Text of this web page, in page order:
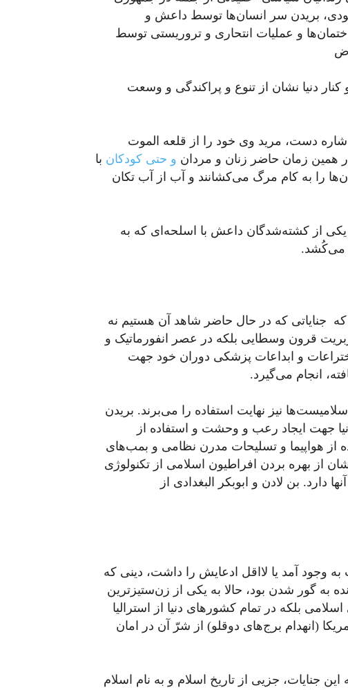
بریدن سر انسان‌ها توسط داعش و
و عملیات انتحاری و تروریستی توسط
دنیا نشان از تنوع و پراکندگی و وسعت
دست، مرید وی خود را از قلعه الموت
همین زمان حاضر زنان و مردان و حتی کودکان با
را به کام مرگ می‌کشانند و آب از آب تکان
یکی از کشته‌شدگان داعش با اسلحه‌ای که به
می‌کُشد.
جنایاتی که در حال حاضر شاهد آن هستیم نه
قرون وسطایی بلکه در عصر انفورماتیک و
و ابداعات پزشکی دوران خود جهت
انجام می‌گیرد.
نیز نهایت استفاده را می‌برند. بریدن
جهت ایجاد رعب و وحشت و استفاده از
از هواپیما و تسلیحات مدرن نظامی و بمب‌های
از بهره بردن افراطیون اسلامی از تکنولوژی
دارد. بن لادن و ابوبکر البغدادی از
وجود آمد یا لااقل ادعایش را داشت، دینی که
به گور شدن بود، حالا به یکی از زن‌ستیزترین
بلکه در تمام کشورهای دنیا از استرالیا
(انهدام برج‌های دوقلو) از شرّ آن در امان
جنایات، جزیی از تاریخ اسلام و به نام اسلام